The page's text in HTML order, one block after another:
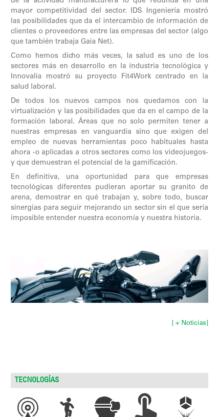
mayor competitividad del sector. IDS Ingeniería mostró
las posibilidades que da el intercambio de información de
clientes o proveedores entre las empresas del sector (algo
que también trabaja Gaia Net).
Como hemos dicho más veces, la salud es uno de los
sectores más en desarrollo en la industria tecnológica y
Innovalia mostró su proyecto Fit4Work centrado en la
salud laboral.
De todos los nuevos campos nos quedamos con la
virtualización y las posibilidades que da en el campo de la
formación laboral. Áreas que no solo permiten tener a
nuestras empresas en vanguardia sino que exigen del
empleo de nuevas herramientas poco habituales hasta
ahora -o aplicadas a otros sectores como los videojuegos-
y que demuestran el potencial de la gamificación.
En definitiva, una oportunidad para que empresas
tecnológicas diferentes pudieran aportar su granito de
arena, demostrar en qué trabajan y, sobre todo, buscar
sinergias para seguir mejorando un sector sin el que sería
imposible entender nuestra economía y nuestra historia.
[ + Noticias]
TECNOLOGÍAS